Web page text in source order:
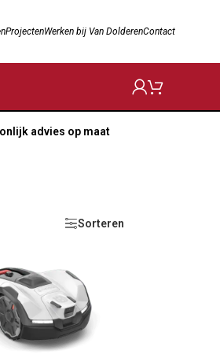
ProjectenWerken bij Van DolderenContact
advies op maat
Sorteren